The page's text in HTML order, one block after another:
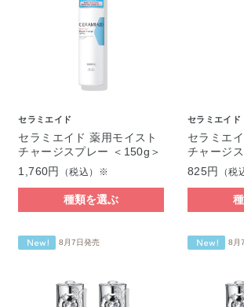
セラミエイド
セラミエイド 薬用モイスト
チャージスプレー ＜150g＞
1,760円
（税込）※
種類を選ぶ
セラミエイド
セラミエ
チャージ
825円
（
8月7日発売 8月